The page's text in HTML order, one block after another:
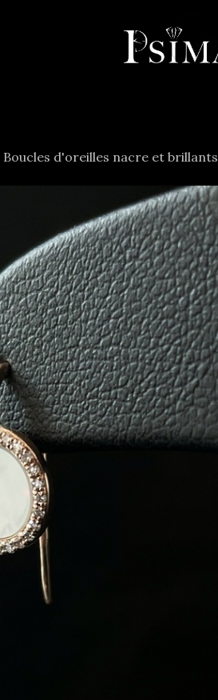
Boucles d'oreilles nacre et brillants